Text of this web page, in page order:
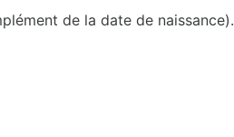
de la date de naissance).